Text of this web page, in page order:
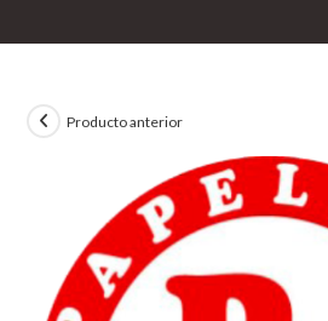
Producto anterior